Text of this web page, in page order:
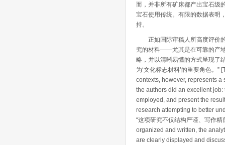
而，并非所有矿床都产出宝石级
宝石使用传统。有限的数据表明
持。
正如国际审稿人所高度评价的
究的材料——尤其是在可靠的产
略，并以清晰易懂的方式呈现了
为‘文化标志材料’的重要角色。
contexts, however, represents
the authors did an excellent
employed, and present the
research attempting to better
“这项研究不仅结构严谨、写作
organized and written, the
are clearly displayed and